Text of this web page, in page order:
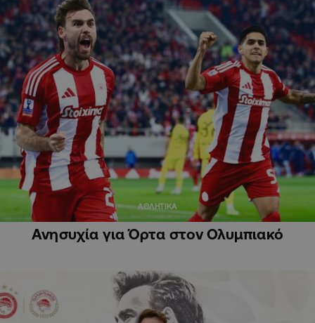
ΑΘΛΗΤΙΚΑ
Ανησυχία για Όρτα στον Ολυμπιακό